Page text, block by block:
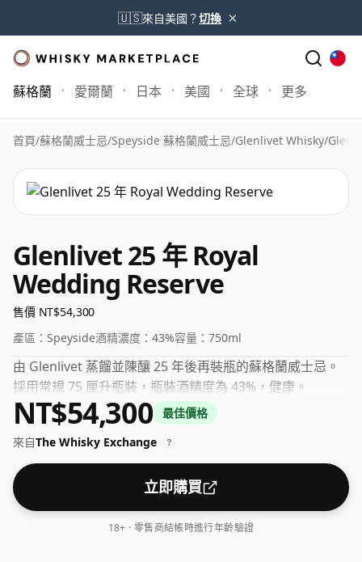
🇺🇸來自美國？切換 ×
蘇格蘭 愛爾蘭 日本 美國 全球 更多
首頁/蘇格蘭威士忌/Speyside 蘇格蘭威士忌/Glenlivet Whisky/
Glenlivet 25 年 Royal
Wedding Reserve
售價 NT$54,300
產區： Speyside酒精濃度： 43%容量： 750ml
由 Glenlivet 蒸餾並陳釀 25 年後再裝瓶的蘇格蘭威士忌。
採用常規 75 厘升瓶裝，瓶裝酒精度為 43%，健康。
NT$54,300
最佳價格
來自The Whisky Exchange ?
立即購買
18+ · 零售商結帳時進行年齡驗證